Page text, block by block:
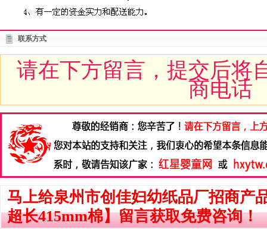
联系方式
请在下方留言，提交后将
商电话
马上给泉州市创佳妇幼纸品厂招商产
超长415mm棉】留言获取免费咨询！